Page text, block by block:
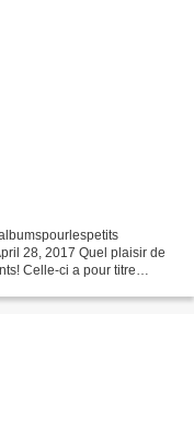
28, 2017 Quel plaisir de
Celle-ci a pour titre